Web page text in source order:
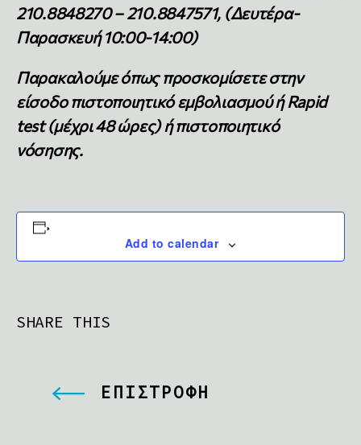
210.8848270 – 210.8847571, (Δευτέρα-
Παρασκευή 10:00-14:00)
Παρακαλούμε όπως προσκομίσετε στην
είσοδο πιστοποιητικό εμβολιασμού ή Rapid
test (μέχρι 48 ώρες) ή πιστοποιητικό
νόσησης.
Add to calendar
SHARE THIS
ΕΠΙΣΤΡΟΦΗ